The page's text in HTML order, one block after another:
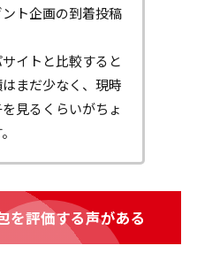
ト企画の到着投稿
イトと比較すると
まだ少なく、現時
見るくらいがちょ
評価する声がある